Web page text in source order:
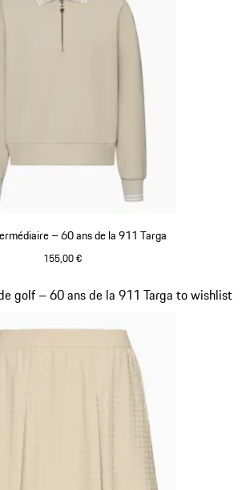
– 60 ans de la 911 Targa
155,00 €
golf – 60 ans de la 911 Targa to wishlist